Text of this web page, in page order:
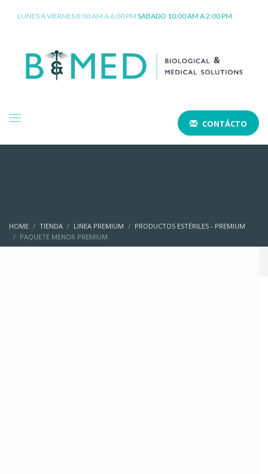
LUNES A VIERNES 8:00 AM A 6:00 PM SABADO 10:00 AM A 2:00 PM
CONTÁCTO
HOME TIENDA LINEA PREMIUM
PRODUCTOS ESTÉRILES - PREMIUM
PAQUETE MENOR PREMIUM